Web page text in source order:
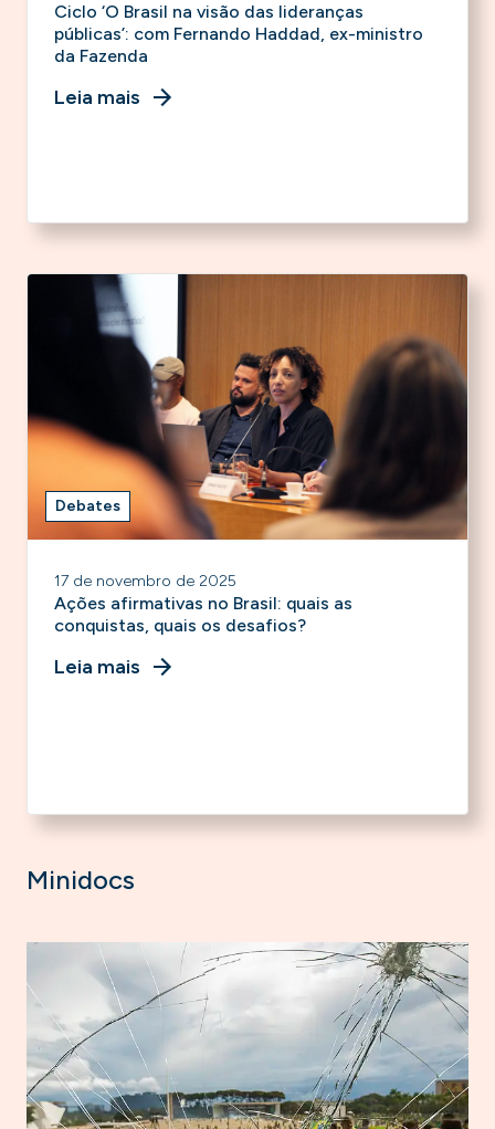
Ciclo ‘O Brasil na visão das lideranças
públicas’: com Fernando Haddad, ex-ministro
da Fazenda
Leia mais
Debates
17 de novembro de 2025
Ações afirmativas no Brasil: quais as
conquistas, quais os desafios?
Leia mais
Minidocs